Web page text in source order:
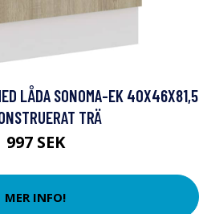
LÅDA SONOMA-EK 40X46X81,5
TRÄ
997 SEK
MER INFO!